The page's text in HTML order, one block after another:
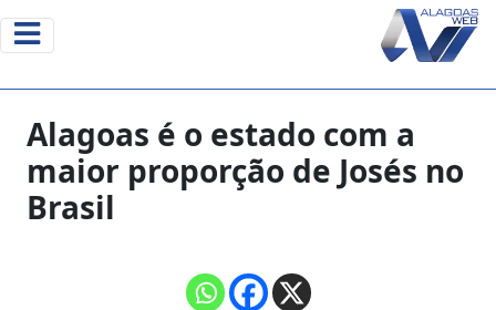
Alagoas é o estado com a
maior proporção de Josés no
Brasil